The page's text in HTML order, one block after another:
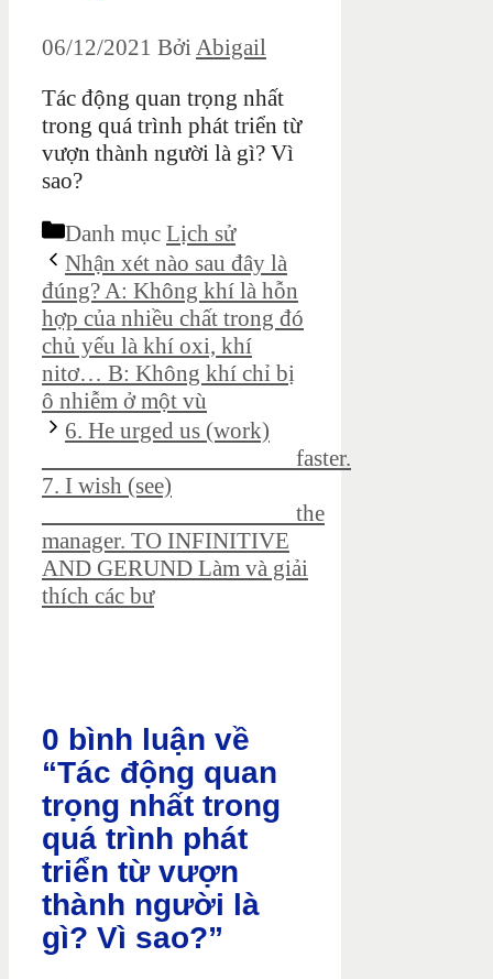
06/12/2021 BởiAbigail
Tác động quan trọng nhất
trong quá trình phát triển từ
vượn thành người là gì? Vì
sao?
Danh mục Lịch sử
Nhận xét nào sau đây là
đúng? A: Không khí là hỗn
hợp của nhiều chất trong đó
chủ yếu là khí oxi, khí
nitơ… B: Không khí chỉ bị
ô nhiễm ở một vù
6. He urged us (work)
_____________________faster.
7. I wish (see)
_____________________the
manager. TO INFINITIVE
AND GERUND Làm và giải
thích các bư
0 bình luận về
“Tác động quan
trọng nhất trong
quá trình phát
triển từ vượn
thành người là
gì? Vì sao?”